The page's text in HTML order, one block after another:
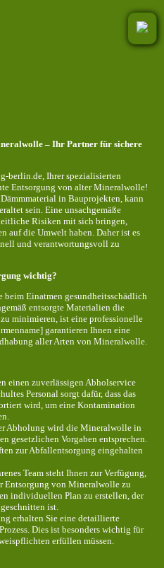
– Ihr Partner für sichere
berlin.de, Ihrer spezialisierten
Entsorgung von alter Mineralwolle!
in Bauprojekten, kann
sein. Eine unsachgemäße
Risiken mit sich bringen,
auf die Umwelt haben. Daher ist es
und verantwortungsvoll zu
wichtig?
beim Einatmen gesundheitsschädlich
entsorgte Materialien die
minimieren, ist eine professionelle
garantieren Ihnen eine
aller Arten von Mineralwolle.
einen zuverlässigen Abholservice
Personal sorgt dafür, dass das
wird, um eine Kontamination
Abholung wird die Mineralwolle in
gesetzlichen Vorgaben entsprechen.
zur Abfallentsorgung eingehalten
Team steht Ihnen zur Verfügung,
Entsorgung von Mineralwolle zu
individuellen Plan zu erstellen, der
ist.
erhalten Sie eine detaillierte
Dies ist besonders wichtig für
erfüllen müssen.